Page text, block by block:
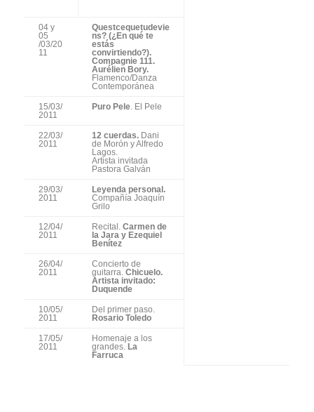
04 y
05
/03/20
11
Questcequetudevie
ns? (¿En qué te
estás
convirtiendo?).
Compagnie 111.
Aurélien Bory.
Flamenco/Danza
Contemporánea
15/03/
2011
Puro Pele . El Pele
22/03/
2011
12 cuerdas. Dani
de Morón y Alfredo
Lagos.
Artista invitada
Pastora Galván
29/03/
2011
Leyenda personal.
Compañía Joaquín
Grilo
12/04/
2011
Recital. Carmen de
la Jara y Ezequiel
Benítez
26/04/
2011
Concierto de
guitarra. Chicuelo.
Artista invitado:
Duquende
10/05/
2011
Del primer paso.
Rosario Toledo
17/05/
2011
Homenaje a los
grandes.
La
Farruca